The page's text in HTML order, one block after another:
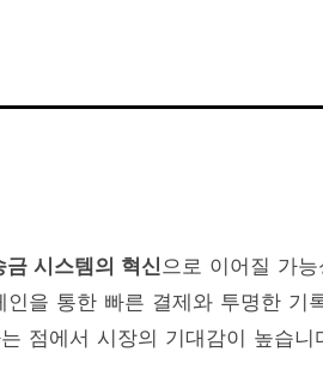
금 시스템의 혁신으로 이어질 가능
을 통한 빠른 결제와 투명한 기
점에서 시장의 기대감이 높습니